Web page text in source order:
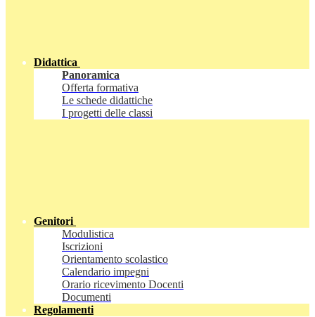
Didattica
Panoramica
Offerta formativa
Le schede didattiche
I progetti delle classi
Genitori
Modulistica
Iscrizioni
Orientamento scolastico
Calendario impegni
Orario ricevimento Docenti
Documenti
Regolamenti